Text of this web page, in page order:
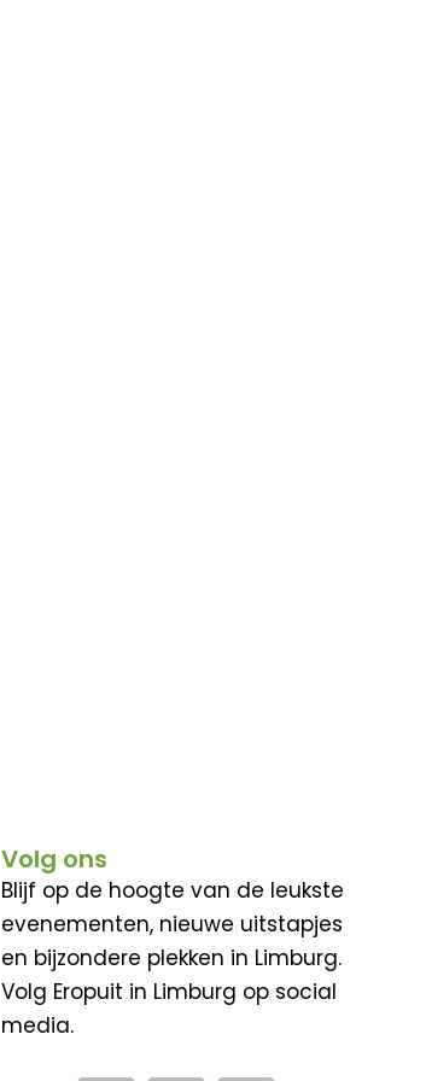
Volg ons
Blijf op de hoogte van de leukste
evenementen, nieuwe uitstapjes
en bijzondere plekken in Limburg.
Volg Eropuit in Limburg op social
media.